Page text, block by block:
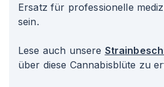
Ersatz für professionelle
sein.
Lese auch unsere
über diese Cannabisblüte zu